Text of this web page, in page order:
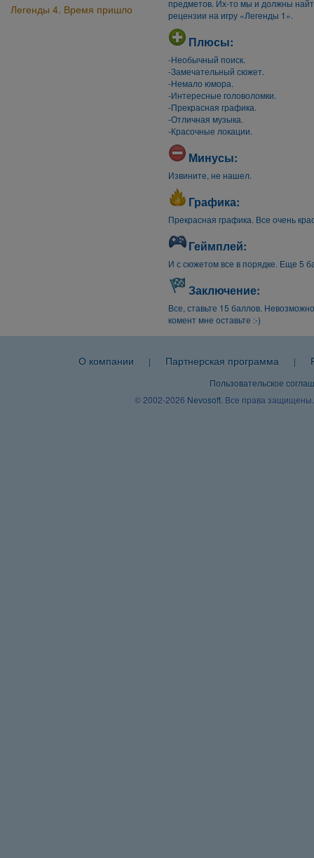
Легенды 4. Время пришло
предметов. Их-то мы и должны
рецензии на игру «Легенды 1».
Плюсы:
-Необычный поиск.
-Замечательный сюжет.
-Немало юмора.
-Интересные головоломки.
-Прекрасная графика.
-Отличная музыка.
-Красочные локации.
Минусы:
Извините, не нашел.
Графика:
Прекрасная графика. Все очень
Геймплей:
И с сюжетом все в порядке. Еще 5
Заключение:
Все, ставьте 15 баллов.
комент мне оставьте :-)
О компании | Партнерская программа |
Пользовательское
© 2002-2026 Nevosoft . Все права защищены